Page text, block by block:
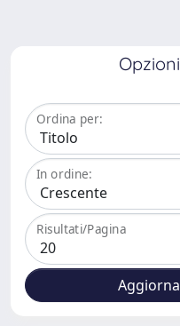
Opzioni
Ordina per:
In ordine:
Risultati/Pagina